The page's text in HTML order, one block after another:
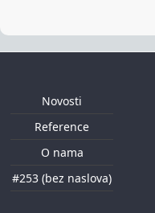
Novosti
Reference
O nama
#253 (bez naslova)